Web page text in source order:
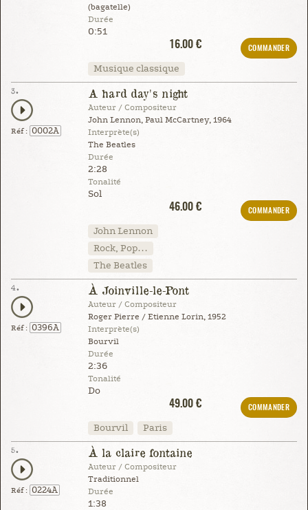
(bagatelle)
Durée
0:51
16.00 €
COMMANDER
Musique classique
3.
Réf : 0002A
A hard day's night
Auteur / Compositeur
John Lennon, Paul McCartney, 1964
Interprète(s)
The Beatles
Durée
2:28
Tonalité
Sol
46.00 €
COMMANDER
John Lennon
Rock, Pop…
The Beatles
4.
Réf : 0396A
À Joinville-le-Pont
Auteur / Compositeur
Roger Pierre / Etienne Lorin, 1952
Interprète(s)
Bourvil
Durée
2:36
Tonalité
Do
49.00 €
COMMANDER
Bourvil Paris
5.
Réf : 0224A
À la claire fontaine
Auteur / Compositeur
Traditionnel
Durée
1:38